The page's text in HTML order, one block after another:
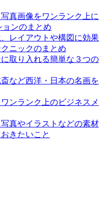
真画像をワンランク上に
ョンのまとめ
レイアウトや構図に効果
ニックのまとめ
取り入れる簡単な３つの
など西洋・日本の名画を
ンランク上のビジネスメ
真やイラストなどの素材
きたいこと